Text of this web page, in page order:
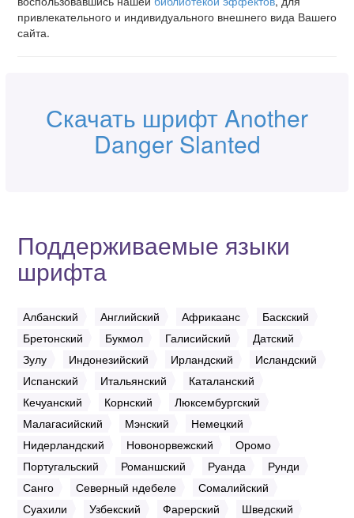
привлекательного и индивидуального внешнего вида Вашего
сайта.
Скачать шрифт Another
Danger Slanted
Поддерживаемые языки
шрифта
Албанский Английский Африкаанс
Баскский
Бретонский
Букмол Галисийский
Датский
Зулу
Индонезийский Ирландский
Исландский
Испанский
Итальянский
Каталанский
Кечуанский
Корнский
Люксембургский
Малагасийский
Мэнский
Немецкий
Нидерландский
Новонорвежский
Оромо
Португальский
Романшский Руанда
Рунди
Санго
Северный ндебеле
Сомалийский
Суахили
Узбекский Фарерский
Шведский